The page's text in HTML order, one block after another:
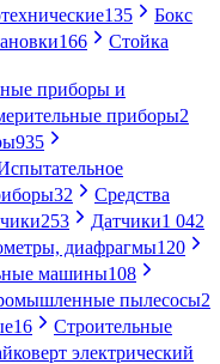
135
Бокс
166
Стойка
приборы и
приборы2
935
32
Средства
253 Датчики1 042
диафрагмы120
машины108
пылесосы2
16
Строительные
электрический